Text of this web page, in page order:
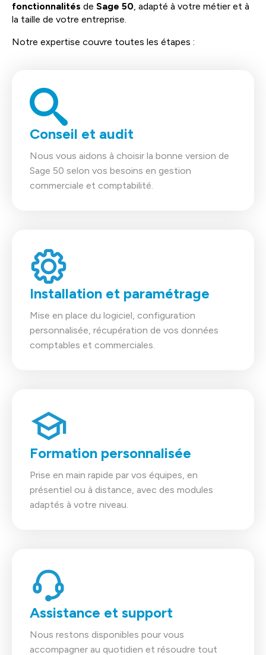
fonctionnalités de Sage 50, adapté à votre métier et à
la taille de votre entreprise.
Notre expertise couvre toutes les étapes :
Conseil et audit
Nous vous aidons à choisir la bonne version de
Sage 50 selon vos besoins en gestion
commerciale et comptabilité.
Installation et paramétrage
Mise en place du logiciel, configuration
personnalisée, récupération de vos données
comptables et commerciales.
Formation personnalisée
Prise en main rapide par vos équipes, en
présentiel ou à distance, avec des modules
adaptés à votre niveau.
Assistance et support
Nous restons disponibles pour vous
accompagner au quotidien et résoudre tout